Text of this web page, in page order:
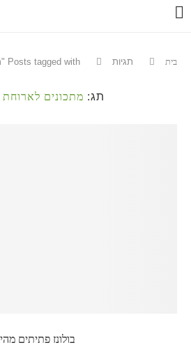
בית תגיות Posts tagged with "מתכונים לארוחת צהריים"
תג: מתכונים לארוחת
בולונז פתיתים